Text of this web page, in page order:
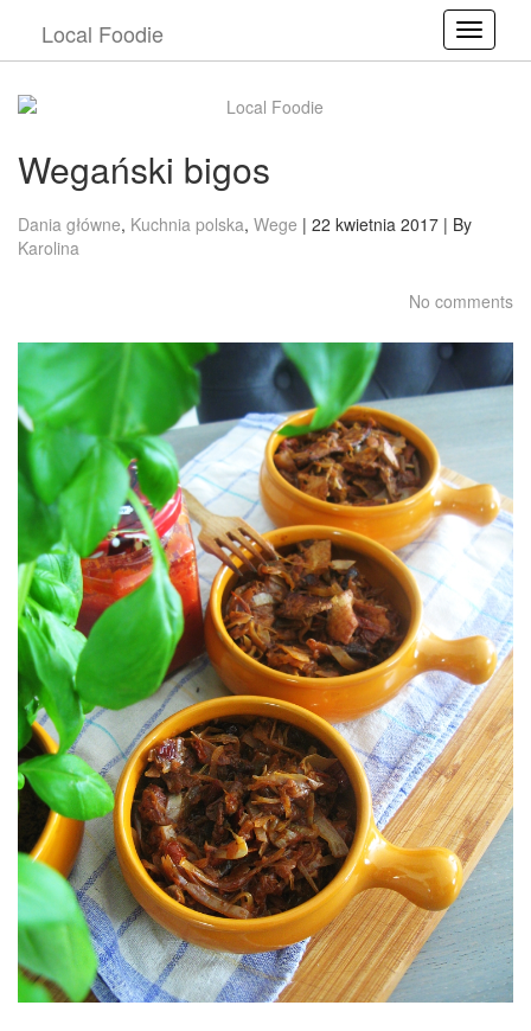
T
o
v
a
i
n
Local Foodie
Wegański bigos
Dania główne, Kuchnia polska, Wege | 22 kwietnia 2017 | By
Karolina
No comments